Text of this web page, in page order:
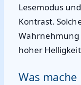
Lesemodus
Kontrast.
Wahrnehmung
hoher
Was